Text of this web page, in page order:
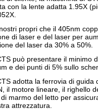
con la lente adatta 1.95X
propri che il 405nm
di laser e del laser per
del laser da 30% a 50%.
può presentare il minimo
e dei punti di 5% sullo
adotta la ferrovia di guida
il motore lineare, il righello
marmo del letto per
attrezzatura.